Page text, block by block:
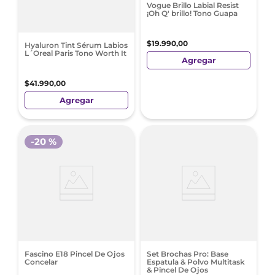
Hyaluron Tint Sérum Labios
L´Oreal Paris Tono Worth It
$41.990,00
Agregar
Vogue Brillo Labial Resist
¡Oh Q' brillo! Tono Guapa
$19.990,00
Agregar
Fascino E18 Pincel De Ojos
Concelar
-20 %
Set Brochas Pro: Base
Espatula & Polvo Multitask
& Pincel De Ojos